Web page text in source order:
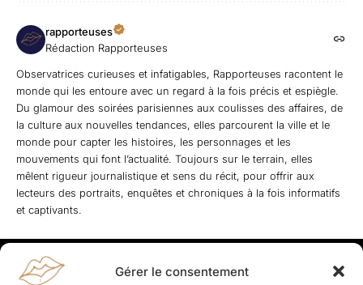
Gérer le consentement
rapporteuses
Rédaction Rapporteuses
Observatrices curieuses et infatigables, Rapporteuses racontent le
monde qui les entoure avec un regard à la fois précis et espiègle.
Du glamour des soirées parisiennes aux coulisses des affaires, de
la culture aux nouvelles tendances, elles parcourent la ville et le
monde pour capter les histoires, les personnages et les
mouvements qui font l’actualité. Toujours sur le terrain, elles
mêlent rigueur journalistique et sens du récit, pour offrir aux
lecteurs des portraits, enquêtes et chroniques à la fois informatifs
et captivants.